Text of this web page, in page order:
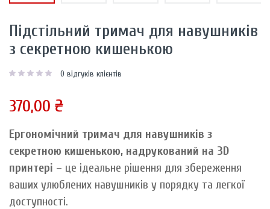
Підстільний тримач для навушників
з секретною кишенькою
0 відгуків клієнтів
370,00 ₴
Ергономічний тримач для навушників з
секретною кишенькою, надрукований на 3D
принтері – це ідеальне рішення для збереження
ваших улюблених навушників у порядку та легкої
доступності.